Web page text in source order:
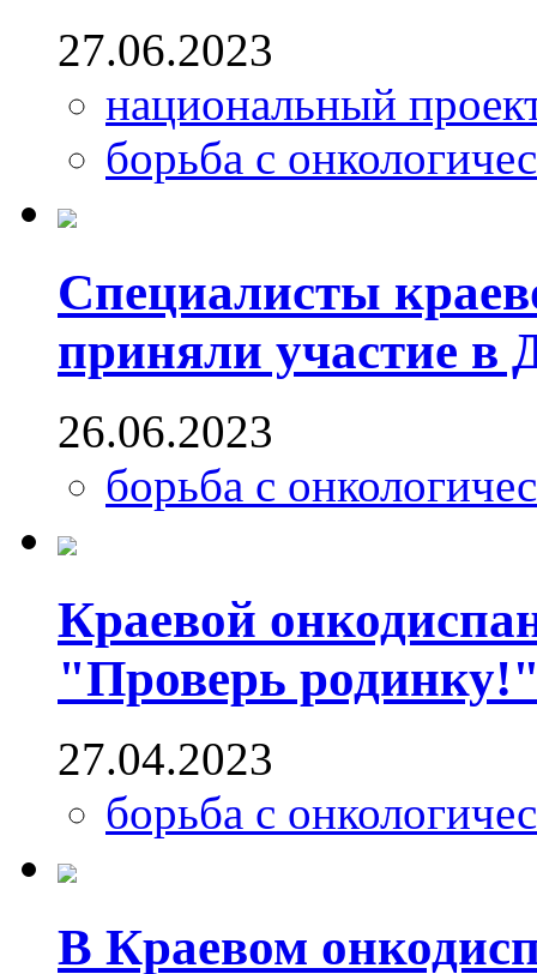
27.06.2023
национальный
борьба с
Специалисты
приняли участие в
26.06.2023
борьба с
Краевой
"Проверь
27.04.2023
борьба с
В Краевом